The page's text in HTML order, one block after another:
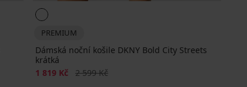
PREMIUM
Dámská noční košile DKNY Bold City Streets
krátká
Sleva
1 819 Kč Původní cena
2 599 Kč